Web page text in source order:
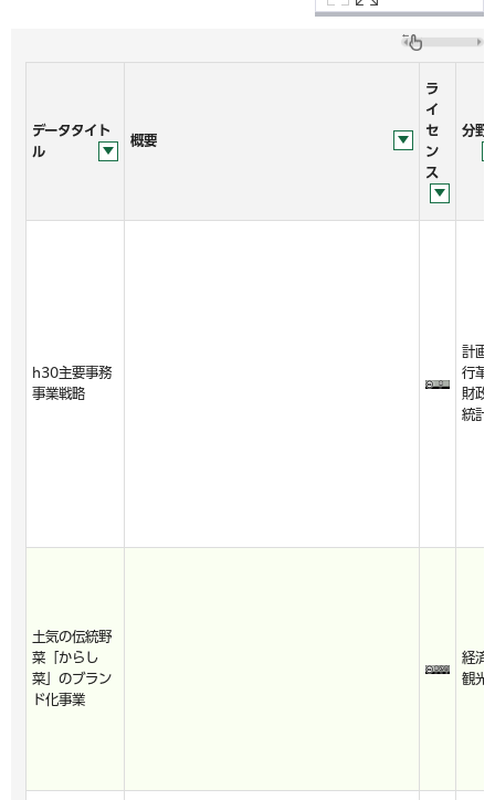
データタイト
ル
概要
ラ
イ
セ
ン
ス
分野
h30主要事務
事業戦略
計画
行革
財政
統計
土気の伝統野
菜「からし
菜」のブラン
ド化事業
経済
観光